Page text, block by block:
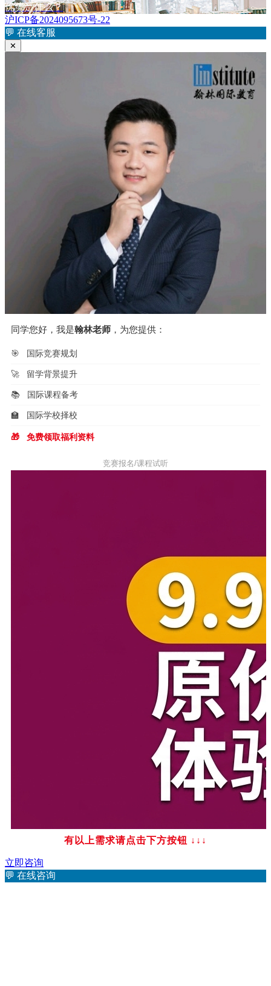
导
航
章：
篇
文
章：
优势是什么？
沪ICP备2024095673号-22
💬 在线客服
✕
同学您好，我是翰林老师 ，为您提供：
🎯 国际竞赛规划
🚀 留学背景提升
📚 国际课程备考
🏫 国际学校择校
🎁 免费领取福利资料
竞赛报名/课程试听
有以上需求请点击下方按钮 ↓↓↓
立即咨询
💬 在线咨询